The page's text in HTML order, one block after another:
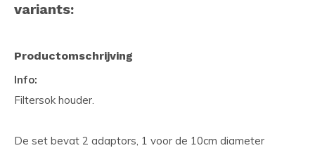
variants:
Productomschrijving
Info:
Filtersok houder.
De set bevat 2 adaptors, 1 voor de 10cm diameter